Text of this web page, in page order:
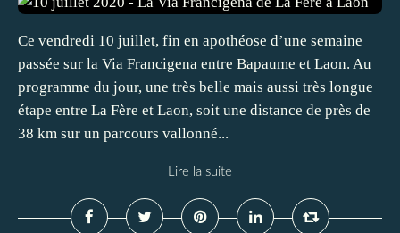
Ce vendredi 10 juillet, fin en apothéose d’une semaine
passée sur la Via Francigena entre Bapaume et Laon. Au
programme du jour, une très belle mais aussi très longue
étape entre La Fère et Laon, soit une distance de près de
38 km sur un parcours vallonné...
Lire la suite